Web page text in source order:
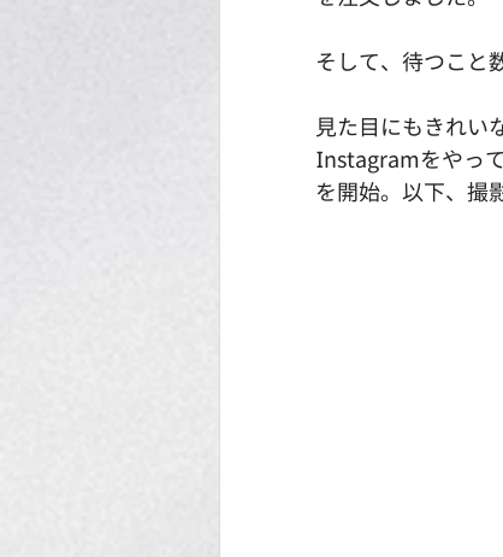
そして、待つこ
見た目にもきれい
Instagramをやっ
を開始。以下、撮